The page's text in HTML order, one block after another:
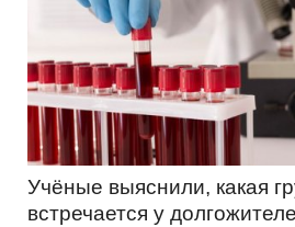
Учёные выяснили, какая
встречается у